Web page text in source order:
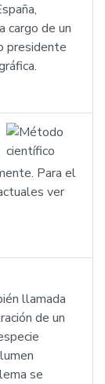
cargo de un
presidente
Para el
ver
llamada
de un
se